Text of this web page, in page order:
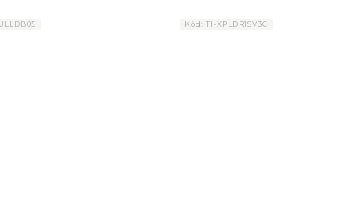
ULLDB05 Kód: TI-XPLDR1SV3C